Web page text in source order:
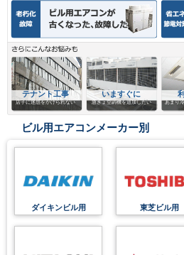
テナント工事
店子に迷惑をかけられない
いますぐに
急きょ空調機を追加したい あまり
ビル用エアコンメーカー別
ダイキンビル用 東芝ビル用